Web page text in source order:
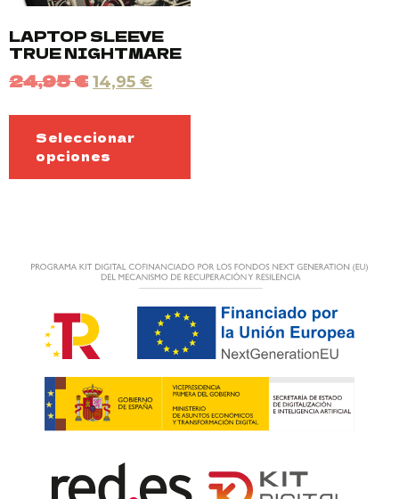
LAPTOP SLEEVE
TRUE NIGHTMARE
24,95€ 14,95 €
Seleccionar
opciones